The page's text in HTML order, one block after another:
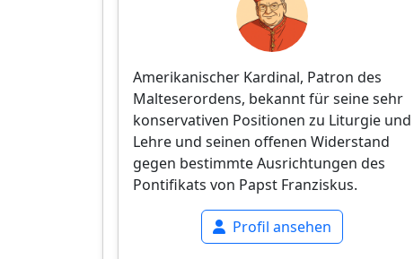
Amerikanischer Kardinal, Patron des
Malteserordens, bekannt für seine sehr
konservativen Positionen zu Liturgie und
Lehre und seinen offenen Widerstand
gegen bestimmte Ausrichtungen des
Pontifikats von Papst Franziskus.
Profil ansehen